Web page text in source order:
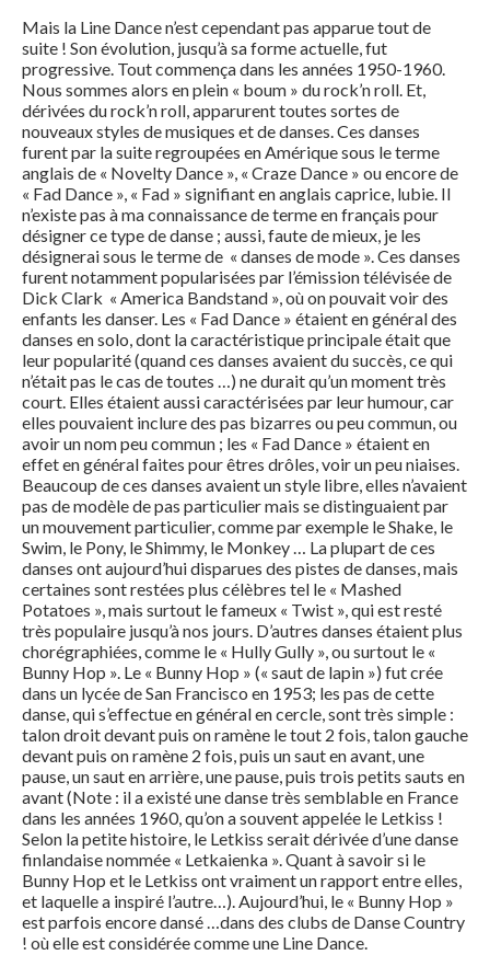
Mais la Line Dance n’est cependant pas apparue tout de
suite ! Son évolution, jusqu’à sa forme actuelle, fut
progressive. Tout commença dans les années 1950-1960.
Nous sommes alors en plein « boum » du rock’n roll. Et,
dérivées du rock’n roll, apparurent toutes sortes de
nouveaux styles de musiques et de danses. Ces danses
furent par la suite regroupées en Amérique sous le terme
anglais de « Novelty Dance », « Craze Dance » ou encore de
« Fad Dance », « Fad » signifiant en anglais caprice, lubie. Il
n’existe pas à ma connaissance de terme en français pour
désigner ce type de danse ; aussi, faute de mieux, je les
désignerai sous le terme de « danses de mode ». Ces danses
furent notamment popularisées par l’émission télévisée de
Dick Clark « America Bandstand », où on pouvait voir des
enfants les danser. Les « Fad Dance » étaient en général des
danses en solo, dont la caractéristique principale était que
leur popularité (quand ces danses avaient du succès, ce qui
n’était pas le cas de toutes …) ne durait qu’un moment très
court. Elles étaient aussi caractérisées par leur humour, car
elles pouvaient inclure des pas bizarres ou peu commun, ou
avoir un nom peu commun ; les « Fad Dance » étaient en
effet en général faites pour êtres drôles, voir un peu niaises.
Beaucoup de ces danses avaient un style libre, elles n’avaient
pas de modèle de pas particulier mais se distinguaient par
un mouvement particulier, comme par exemple le Shake, le
Swim, le Pony, le Shimmy, le Monkey … La plupart de ces
danses ont aujourd’hui disparues des pistes de danses, mais
certaines sont restées plus célèbres tel le « Mashed
Potatoes », mais surtout le fameux « Twist », qui est resté
très populaire jusqu’à nos jours. D’autres danses étaient plus
chorégraphiées, comme le « Hully Gully », ou surtout le «
Bunny Hop ». Le « Bunny Hop » (« saut de lapin ») fut crée
dans un lycée de San Francisco en 1953; les pas de cette
danse, qui s’effectue en général en cercle, sont très simple :
talon droit devant puis on ramène le tout 2 fois, talon gauche
devant puis on ramène 2 fois, puis un saut en avant, une
pause, un saut en arrière, une pause, puis trois petits sauts en
avant (Note : il a existé une danse très semblable en France
dans les années 1960, qu’on a souvent appelée le Letkiss !
Selon la petite histoire, le Letkiss serait dérivée d’une danse
finlandaise nommée « Letkaienka ». Quant à savoir si le
Bunny Hop et le Letkiss ont vraiment un rapport entre elles,
et laquelle a inspiré l’autre…). Aujourd’hui, le « Bunny Hop »
est parfois encore dansé …dans des clubs de Danse Country
! où elle est considérée comme une Line Dance.